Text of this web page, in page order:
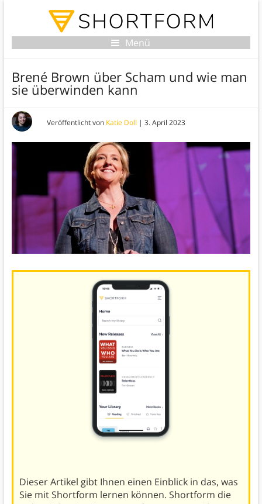
Menü
Brené Brown über Scham und wie man
sie überwinden kann
Veröffentlicht von Katie Doll | 3. April 2023
Dieser Artikel gibt Ihnen einen Einblick in das, was
Sie mit Shortform lernen können. Shortform die